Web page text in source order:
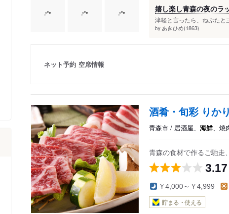
嬉し楽し青森の夜のラ
津軽と言ったら、ねぶたと
by あきひめ(1863)
ネット予約 空席情報
酒肴・旬彩 りかり
青森市 / 居酒屋、 海鮮、焼
青森の食材で作るご馳
3.17
￥4,000～￥4,999
貯まる・使える